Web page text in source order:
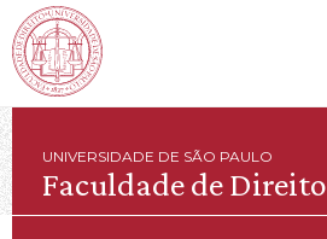
UNIVERSIDADE DE SÃO PAULO
Faculdade de Direito